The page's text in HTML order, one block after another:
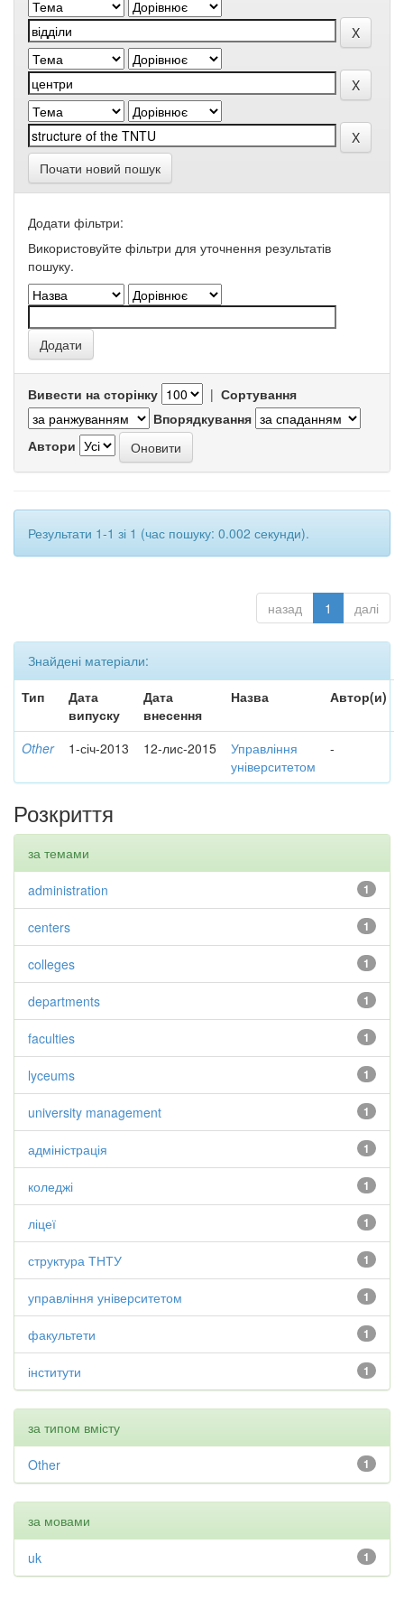
Почати новий пошук
Додати фільтри:
Використовуйте фільтри для уточнення результатів
пошуку.
Вивести на сторінку | Сортування
Впорядкування
Автори
Результати 1-1 зі 1 (час пошуку: 0.002 секунди).
назад 1 далі
Знайдені матеріали:
Тип
Дата
випуску
Дата
внесення
Назва Автор(и)
Other 1-січ-2013 12-лис-2015
Управління
університетом
-
Розкриття
за темами
1
administration
1
centers
1
colleges
1
departments
1
faculties
1
lyceums
1
university management
1
адміністрація
1
коледжі
1
ліцеї
1
структура ТНТУ
1
управління університетом
1
факультети
1
інститути
за типом вмісту
1
Other
за мовами
1
uk